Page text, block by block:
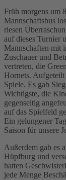
Früh morgens um
Mannschaftsbus
riesen
auf dieses Turnier
Mannschaften mit
Zuschauer und
vertreten, die
Hornets.
Spiele. Es gab
Wichtigste, die
gegenseitig
auf das Spielfeld
Ein gelungener
Saison für unsere
Außerdem gab es
Hüpfburg und
hatten
jede Menge